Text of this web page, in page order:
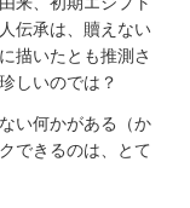
伝承は、贖えない
描いたとも推測さ
しいのでは？
い何かがある（か
できるのは、とて